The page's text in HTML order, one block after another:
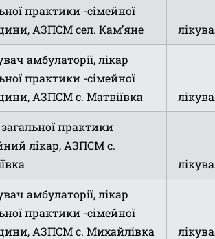
практики -сімейної
АЗПСМ сел. Кам’яне
амбулаторії, лікар
практики -сімейної
АЗПСМ с. Матвіївка
практики
лікар, АЗПСМ с.
амбулаторії, лікар
практики -сімейної
АЗПСМ с. Михайлівка